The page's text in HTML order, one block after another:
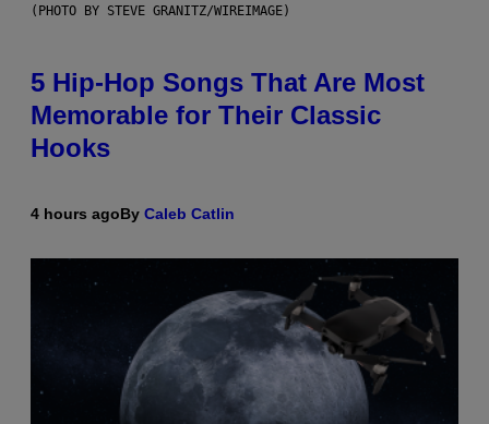
(PHOTO BY STEVE GRANITZ/WIREIMAGE)
5 Hip-Hop Songs That Are Most
Memorable for Their Classic
Hooks
4 hours agoBy Caleb Catlin